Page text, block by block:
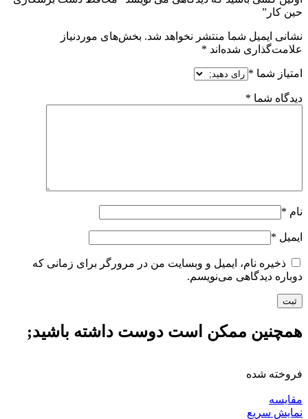
حین کار”
نشانی ایمیل شما منتشر نخواهد شد. بخش‌های موردنیاز
علامت‌گذاری شده‌اند *
امتیاز شما *
دیدگاه شما *
نام *
ایمیل *
ذخیره نام، ایمیل و وبسایت من در مرورگر برای زمانی که
دوباره دیدگاهی می‌نویسم.
همچنین ممکن است دوست داشته باشید;
فروخته شده
مقايسه
نمایش سریع